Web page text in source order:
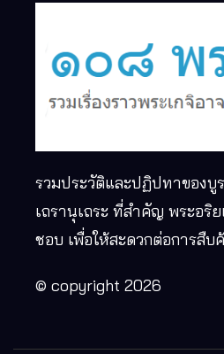
รวมประวัติและปฏิปทาของบู
เถรานุเถระ ที่สำคัญ พระอริ
ชอบ เพื่อให้สะดวกต่อการสืบ
© copyright 2026